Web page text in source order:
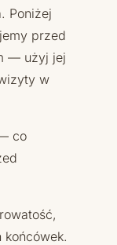
Poniżej
przed
— użyj jej
w
co